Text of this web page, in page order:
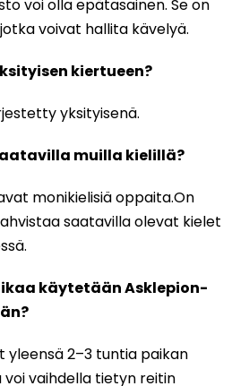
voi olla epätasainen. Se on
voivat hallita kävelyä.
kiertueen?
yksityisenä.
muilla kielillä?
monikielisiä oppaita.On
saatavilla olevat kielet
käytetään Asklepion-
2–3 tuntia paikan
vaihdella tietyn reitin